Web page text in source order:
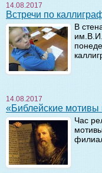
14.08.2017
Встречи по
В
14.08.2017
«Библейские
Час